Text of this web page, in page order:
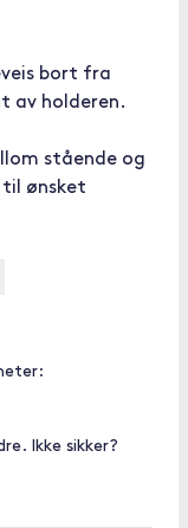
bort fra
av holderen.
stående og
til ønsket
Ikke sikker?